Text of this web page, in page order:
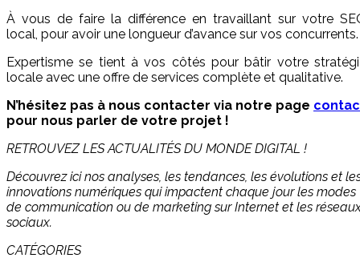
À vous de faire la différence en travaillant sur votre
local, pour avoir une longueur d’avance sur vos concurrents.
Expertisme se tient à vos côtés pour bâtir votre
locale avec une offre de services complète et qualitative.
N’hésitez pas à nous contacter via notre page
pour nous parler de votre projet !
RETROUVEZ LES ACTUALITÉS DU MONDE DIGITAL !
Découvrez ici nos analyses, les tendances, les évolutions et
innovations numériques qui impactent chaque jour les modes
de communication ou de marketing sur Internet et les
sociaux.
CATÉGORIES